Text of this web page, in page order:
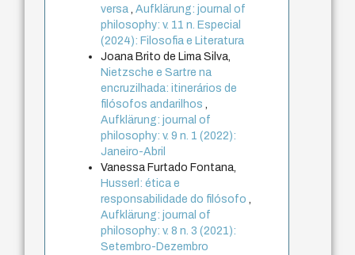
versa ,Aufklärung: journal of
philosophy: v. 11 n. Especial
(2024): Filosofia e Literatura
Joana Brito de Lima Silva,
Nietzsche e Sartre na
encruzilhada: itinerários de
filósofos andarilhos
Aufklärung: journal of
philosophy: v. 9 n. 1 (2022):
Janeiro-Abril
Vanessa Furtado Fontana,
Husserl: ética e
responsabilidade do filósofo
Aufklärung: journal of
philosophy: v. 8 n. 3 (2021):
Setembro-Dezembro